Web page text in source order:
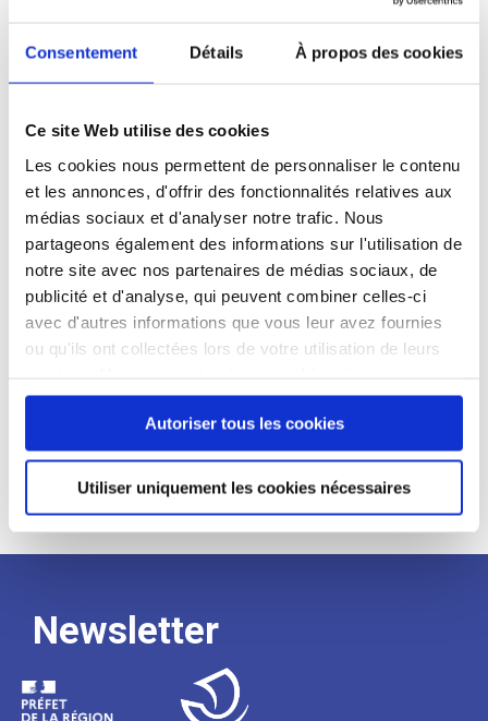
Consentement Détails À propos des cookies
Ce site Web utilise des cookies
Les cookies nous permettent de personnaliser le contenu
et les annonces, d'offrir des fonctionnalités relatives aux
médias sociaux et d'analyser notre trafic. Nous
partageons également des informations sur l'utilisation de
notre site avec nos partenaires de médias sociaux, de
publicité et d'analyse, qui peuvent combiner celles-ci
avec d'autres informations que vous leur avez fournies
ou qu'ils ont collectées lors de votre utilisation de leurs
continuez à utiliser notre site Web.
Autoriser tous les cookies
Utiliser uniquement les cookies nécessaires
Profil du
candidat
Qualifications et diplômes :
Profil recherché :
Expérience :
Processus
de
recrutement
Newsletter